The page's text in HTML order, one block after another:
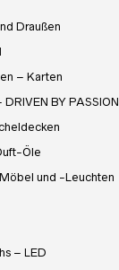
Draußen
– Karten
BY PASSION
Öle
und -Leuchten
– LED